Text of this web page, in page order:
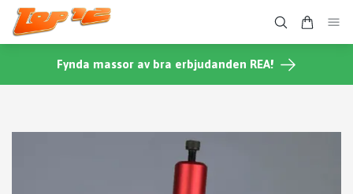
Fynda massor av bra erbjudanden REA!